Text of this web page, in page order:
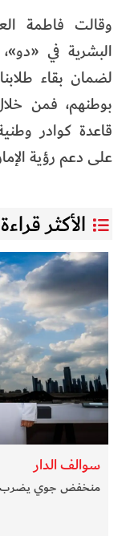
وقالت فاطمة
لضمان بقاء
بوطنهم، فمن
قاعدة كوادر
على دعم رؤية
الأكثر قراءة
سوالف الدار
منخفض جوي يضرب